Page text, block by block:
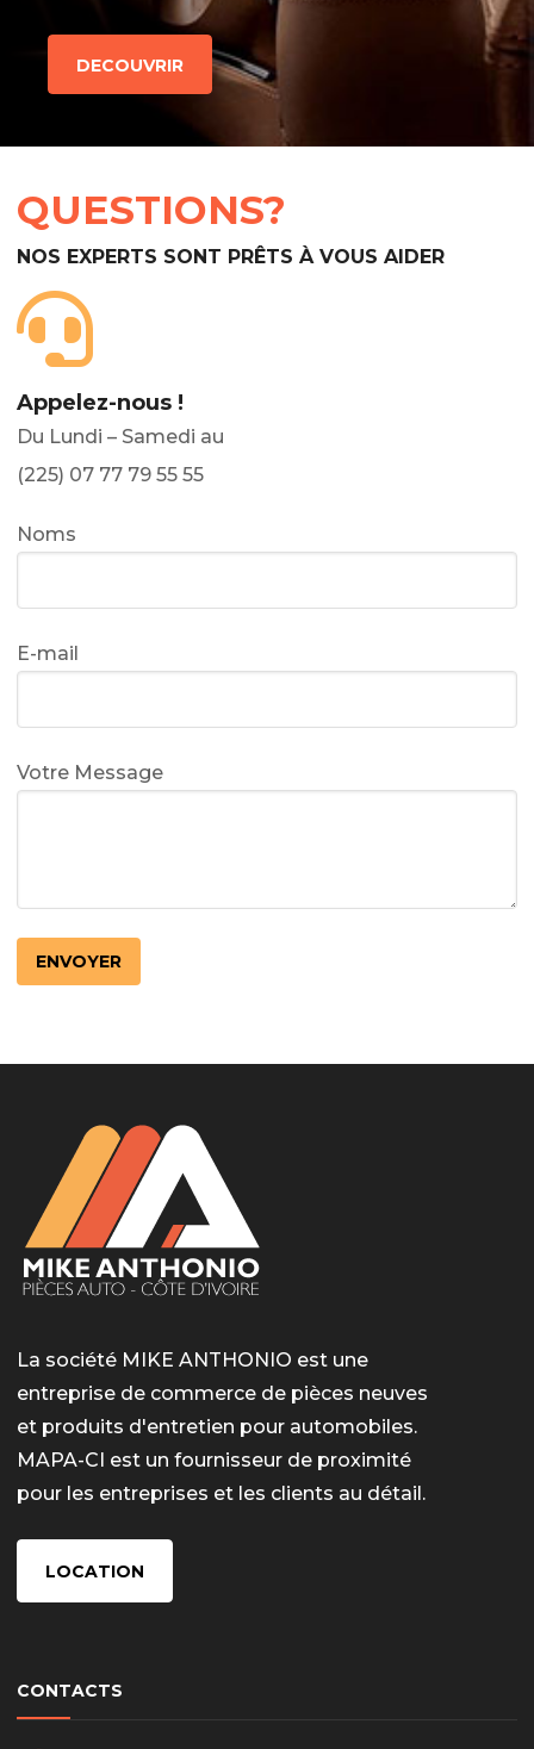
DECOUVRIR
QUESTIONS?
NOS EXPERTS SONT PRÊTS À VOUS AIDER
Appelez-nous !
Du Lundi – Samedi au
(225) 07 77 79 55 55
Noms
E-mail
Votre Message
LotoMart
Бай Лото
escort barcelone
https://intimaties.net/es/category/woman-used-
used-panties-es/
eros houston
albanianescort
La société MIKE ANTHONIO est une
entreprise de commerce de pièces neuves
et produits d'entretien pour automobiles.
MAPA-CI est un fournisseur de proximité
pour les entreprises et les clients au détail.
LOCATION
CONTACTS